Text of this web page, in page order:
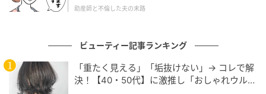
ベタつかない、みずみずしい使い心地。快適だから忘
れることなく、むしろ塗りたくなるUVです。
助産師と不倫した夫の末路
ビューティー記事ランキング
「重たく見える」「垢抜けない」→ コレで解
決！【40・50代】に激推し「おしゃれウル